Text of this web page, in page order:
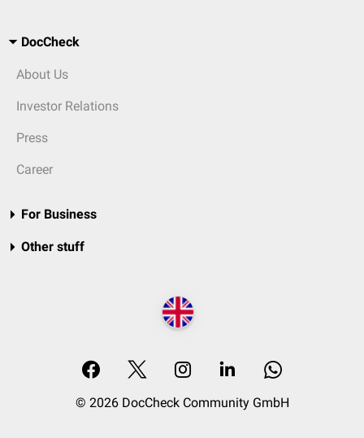
DocCheck
About Us
Investor Relations
Press
Career
For Business
Other stuff
© 2026 DocCheck Community GmbH